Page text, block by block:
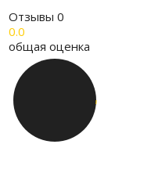
Отзывы 0
0.0
общая оценка